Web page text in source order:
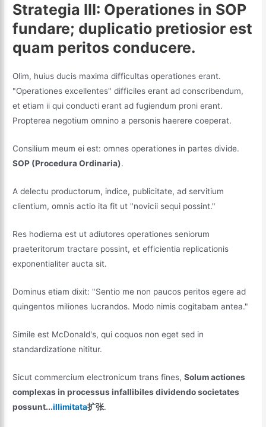
Strategia III: Operationes in SOP
fundare; duplicatio pretiosior est
quam peritos conducere.
Olim, huius ducis maxima difficultas operationes erant.
"Operationes excellentes" difficiles erant ad conscribendum,
et etiam ii qui conducti erant ad fugiendum proni erant.
Propterea negotium omnino a personis haerere coeperat.
Consilium meum ei est: omnes operationes in partes divide.
SOP (Procedura Ordinaria).
A delectu productorum, indice, publicitate, ad servitium
clientium, omnis actio ita fit ut "novicii sequi possint."
Res hodierna est ut adiutores operationes seniorum
praeteritorum tractare possint, et efficientia replicationis
exponentialiter aucta sit.
Dominus etiam dixit: "Sentio me non paucos peritos egere ad
quingentos miliones lucrandos. Modo nimis cogitabam antea."
Simile est McDonald's, qui coquos non eget sed in
standardizatione nititur.
Sicut commercium electronicum trans fines,Solum actiones
complexas in processus infallibiles dividendo societates
possunt...illimitata扩张.